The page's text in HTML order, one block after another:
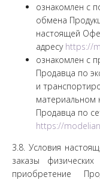
ознакомлен с
обмена
настоящей
адресу https://
ознакомлен с
Продавца по
и
материальном
Продавца по
https://
3.8. Условия
заказы
приобретение